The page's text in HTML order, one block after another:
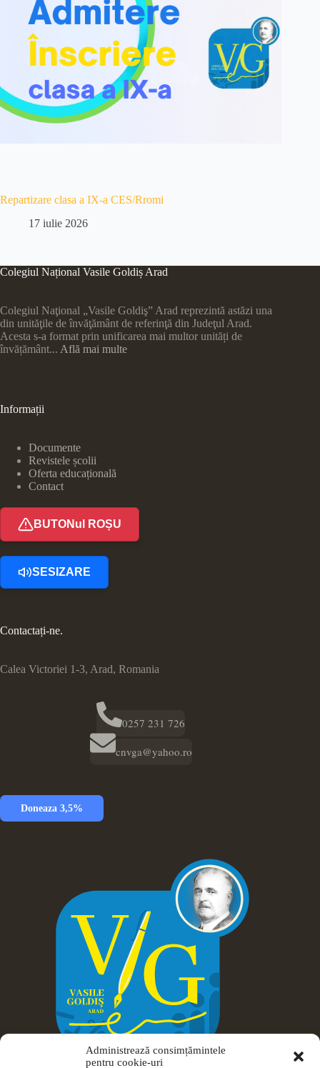
Administrează consimțămintele
pentru cookie-uri
Repartizare clasa a IX-a CES/Rromi
17 iulie 2026
Colegiul Național Vasile Goldiș Arad
Colegiul Naţional „Vasile Goldiş” Arad reprezintă astăzi una
din unităţile de învăţământ de referinţă din Judeţul Arad.
Acesta s-a format prin unificarea mai multor unități de
învățământ... Află mai multe
Informații
Documente
Revistele școlii
Oferta educațională
Contact
BUTONul ROȘU
SESIZARE
Contactați-ne.
Calea Victoriei 1-3, Arad, Romania
0257 231 726
cnvga@yahoo.ro
Doneaza 3,5%